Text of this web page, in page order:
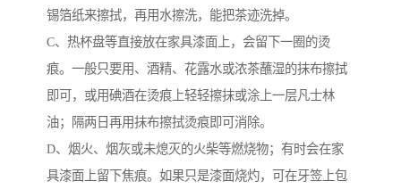
锡箔纸来擦拭，再用水擦洗，能把茶迹洗掉。
C、热杯盘等直接放在家具漆面上，会留下一圈的烫
痕。一般只要用、酒精、花露水或浓茶蘸湿的抹布擦拭
即可，或用碘酒在烫痕上轻轻擦抹或涂上一层凡士林
油；隔两日再用抹布擦拭烫痕即可消除。
D、烟火、烟灰或未熄灭的火柴等燃烧物；有时会在家
具漆面上留下焦痕。如果只是漆面烧灼，可在牙签上包